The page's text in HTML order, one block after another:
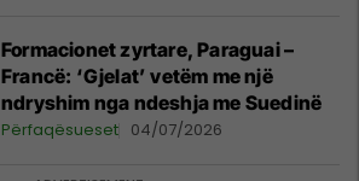
Formacionet zyrtare, Paraguai –
Francë: ‘Gjelat’ vetëm me një
ndryshim nga ndeshja me Suedinë
Përfaqësueset 04/07/2026